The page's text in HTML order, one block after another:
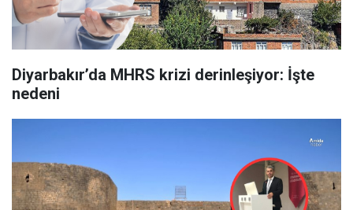
Diyarbakır’da MHRS krizi derinleşiyor: İşte
nedeni